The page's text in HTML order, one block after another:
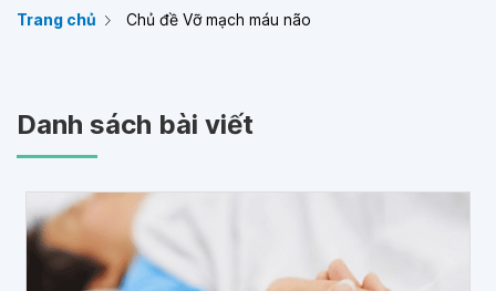
Trang chủ Chủ đề Vỡ mạch máu não
Danh sách bài viết